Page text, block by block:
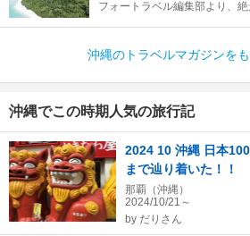
フォートラベル編集部より、
沖縄のトラベルマガジンを
沖縄でこの時期人気の旅行記
2024 10 沖縄 日本
まで辿り着いた！！
那覇（沖縄）
2024/10/21～
by だりさん